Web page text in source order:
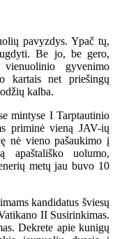
pavyzdys. Ypač tų,
Be jo, be gero,
gyvenimo
kartais net priešingų
kalba.
mintyse I Tarptautinio
priminė vieną JAV-ių
nė vieno pašaukimo į
apaštališko uolumo,
metų jau buvo 10
kandidatus šviesų
II Susirinkimas.
Dekrete apie kunigų